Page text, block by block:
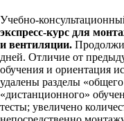
Учебно-
экспресс-курс для
и вентиляции.
дней. Отличие от
обучения и ориентация
удалены разделы
«дистанционного»
тесты; увеличено